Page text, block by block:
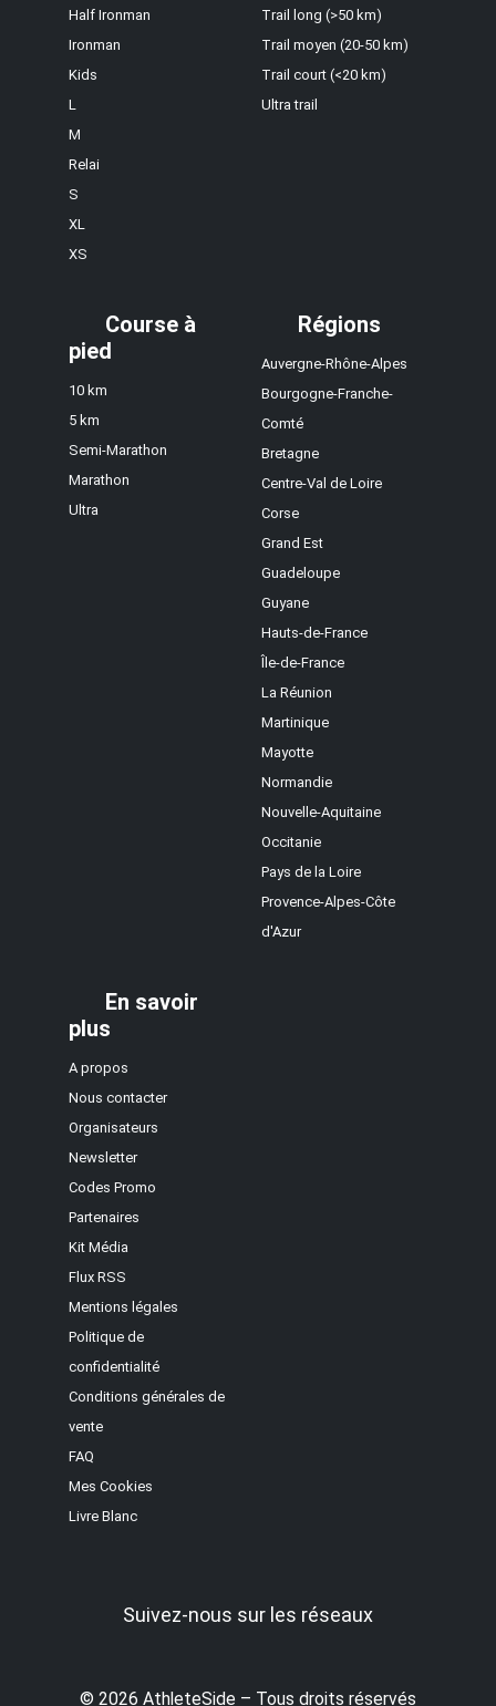
Half Ironman
Ironman
Kids
L
M
Relai
S
XL
XS
Trail long (>50 km)
Trail moyen (20-50 km)
Trail court (<20 km)
Ultra trail
Course à
pied
10 km
5 km
Semi-Marathon
Marathon
Ultra
Régions
Auvergne-Rhône-Alpes
Bourgogne-Franche-
Comté
Bretagne
Centre-Val de Loire
Corse
Grand Est
Guadeloupe
Guyane
Hauts-de-France
Île-de-France
La Réunion
Martinique
Mayotte
Normandie
Nouvelle-Aquitaine
Occitanie
Pays de la Loire
Provence-Alpes-Côte
d'Azur
En savoir
plus
A propos
Nous contacter
Organisateurs
Newsletter
Codes Promo
Partenaires
Kit Média
Flux RSS
Mentions légales
Politique de
confidentialité
Conditions générales de
vente
FAQ
Mes Cookies
Livre Blanc
Suivez-nous sur les réseaux
© 2026 AthleteSide – Tous droits réservés